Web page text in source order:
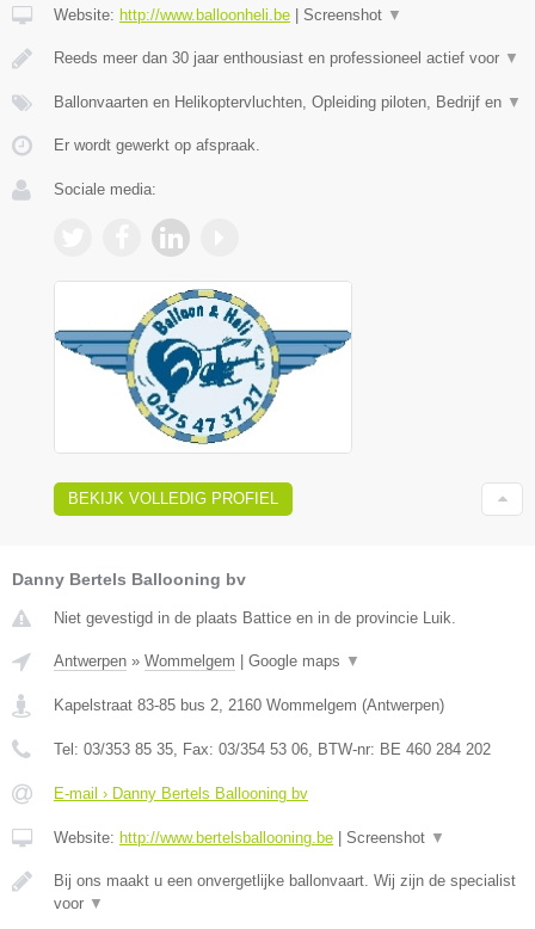
Website: http://www.balloonheli.be Screenshot ▼
Reeds meer dan 30 jaar enthousiast en professioneel actief voor ▼
Ballonvaarten en Helikoptervluchten, Opleiding piloten, Bedrijf en ▼
Er wordt gewerkt op afspraak.
Sociale media:
BEKIJK VOLLEDIG PROFIEL
Danny Bertels Ballooning bv
Niet gevestigd in de plaats Battice en in de provincie Luik.
Antwerpen » Wommelgem Google maps ▼
Kapelstraat 83-85 bus 2 2160 Wommelgem (Antwerpen)
Tel: 03/353 85 35 , Fax: 03/354 53 06 , BTW-nr: BE 460 284 202
E-mail › Danny Bertels Ballooning bv
Website: http://www.bertelsballooning.be Screenshot ▼
Bij ons maakt u een onvergetlijke ballonvaart. Wij zijn de specialist
voor ▼